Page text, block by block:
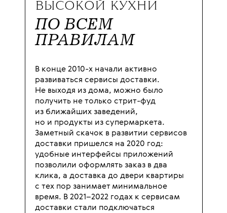
ВЫСОКОЙ КУХНИ
ПО ВСЕМ
ПРАВИЛАМ
В конце 2010-х начали активно
развиваться сервисы доставки.
Не выходя из дома, можно было
получить не только стрит-фуд
из ближайших заведений,
но и продукты из супермаркета.
Заметный скачок в развитии сервисов
доставки пришелся на 2020 год:
удобные интерфейсы приложений
позволили оформлять заказ в два
клика, а доставка до двери квартиры
с тех пор занимает минимальное
время. В 2021–2022 годах к сервисам
доставки стали подключаться